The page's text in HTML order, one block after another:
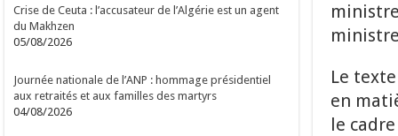
Le
en
le
Crise de Ceuta : l’accusateur de l’Algérie est un agent
du Makhzen
05/08/2026
Journée nationale de l’ANP : hommage présidentiel
aux retraités et aux familles des martyrs
04/08/2026